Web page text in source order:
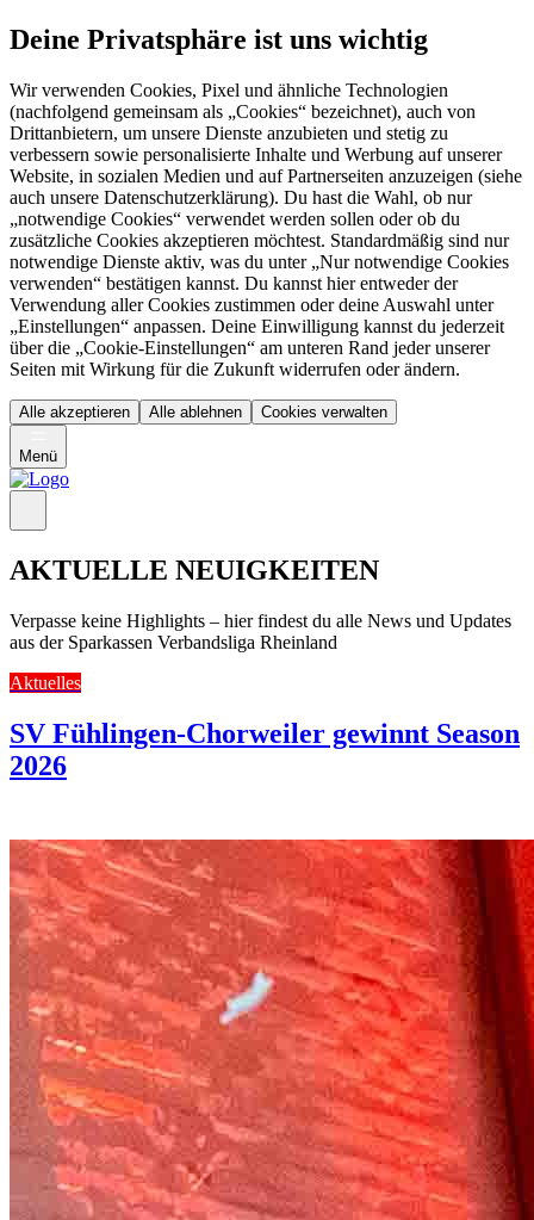
Deine Privatsphäre ist uns wichtig
Wir verwenden Cookies, Pixel und ähnliche Technologien
(nachfolgend gemeinsam als „Cookies“ bezeichnet), auch von
Drittanbietern, um unsere Dienste anzubieten und stetig zu
verbessern sowie personalisierte Inhalte und Werbung auf unserer
Website, in sozialen Medien und auf Partnerseiten anzuzeigen (siehe
auch unsere Datenschutzerklärung). Du hast die Wahl, ob nur
„notwendige Cookies“ verwendet werden sollen oder ob du
zusätzliche Cookies akzeptieren möchtest. Standardmäßig sind nur
notwendige Dienste aktiv, was du unter „Nur notwendige Cookies
verwenden“ bestätigen kannst. Du kannst hier entweder der
Verwendung aller Cookies zustimmen oder deine Auswahl unter
„Einstellungen“ anpassen. Deine Einwilligung kannst du jederzeit
über die „Cookie-Einstellungen“ am unteren Rand jeder unserer
Seiten mit Wirkung für die Zukunft widerrufen oder ändern.
Alle akzeptieren Alle ablehnen Cookies verwalten
Menü
AKTUELLE NEUIGKEITEN
Verpasse keine Highlights – hier findest du alle News und Updates
aus der Sparkassen Verbandsliga Rheinland
Aktuelles
SV Fühlingen-Chorweiler gewinnt Season
2026